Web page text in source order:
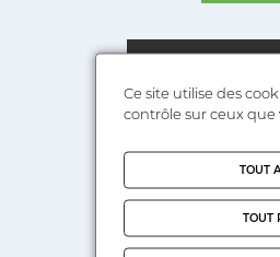
Google Maps est
Ce site utilise des
contrôle sur ceux
TOUT
TOUT